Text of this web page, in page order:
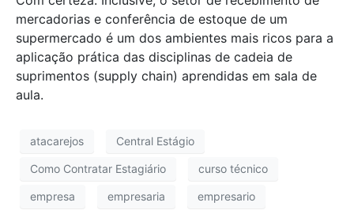
mercadorias e conferência de estoque de um
supermercado é um dos ambientes mais ricos para a
aplicação prática das disciplinas de cadeia de
suprimentos (supply chain) aprendidas em sala de
aula.
atacarejos Central Estágio
Como Contratar Estagiário curso técnico
empresa empresaria empresario